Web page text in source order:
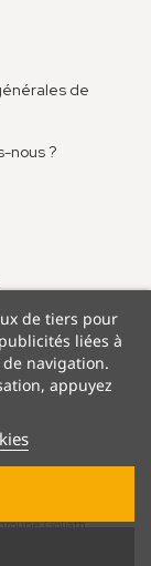
de
nous ?
Goliath
de tiers pour
liées à
navigation.
appuyez